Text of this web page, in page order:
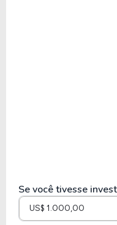
Se você tivesse